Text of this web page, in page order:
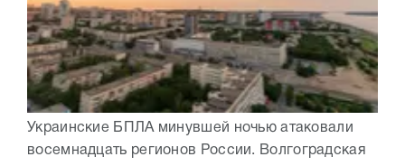
Украинские БПЛА минувшей ночью атаковали
восемнадцать регионов России. Волгоградская